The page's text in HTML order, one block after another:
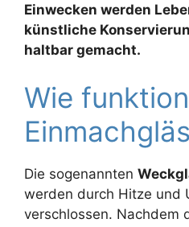
Einwecken werden
künstliche
haltbar gemacht.
Wie
Die sogenannten
werden durch Hitze und
verschlossen. Nachdem